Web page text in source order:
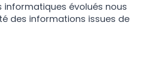
informatiques évolués nous
des informations issues de